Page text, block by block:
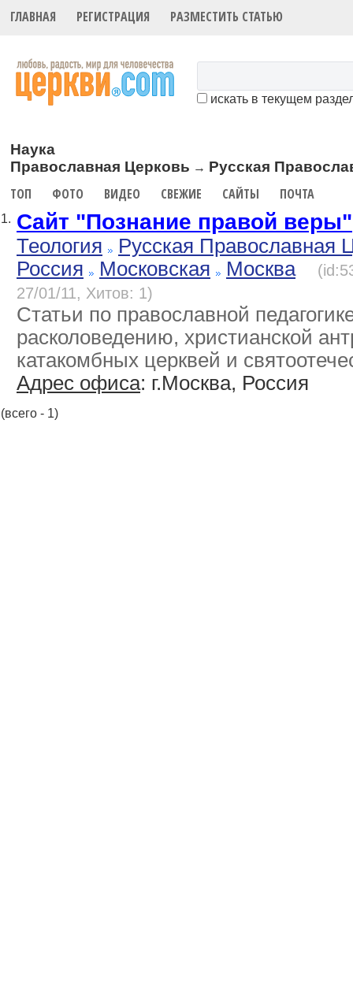
ГЛАВНАЯ РЕГИСТРАЦИЯ РАЗМЕСТИТЬ СТАТЬЮ
искать в текущем
Наука
Православная Церковь → Русская
ТОП ФОТО ВИДЕО СВЕЖИЕ САЙТЫ ПОЧТА
1. Сайт "Познание правой веры"
Теология
Русская Православная
Россия
Московская Москва
27/01/11, Хитов: 1)
Статьи по православной
расколоведению, христианской
катакомбных церквей и
Адрес офиса: г.Москва, Россия
(всего - 1)